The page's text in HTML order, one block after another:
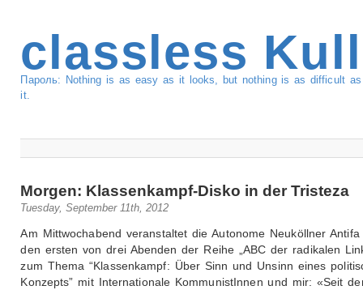
classless
Пароль: Nothing is as easy as it looks, but nothing is as difficult
it.
Morgen: Klassenkampf-Disko in der Tristeza
Tuesday, September 11th, 2012
Am Mittwochabend veranstaltet die Autonome Neuköllner Antifa
den ersten von drei Abenden der Reihe „ABC der radikalen
zum Thema “Klassenkampf: Über Sinn und Unsinn eines
Konzepts” mit Internationale KommunistInnen und mir: «Seit